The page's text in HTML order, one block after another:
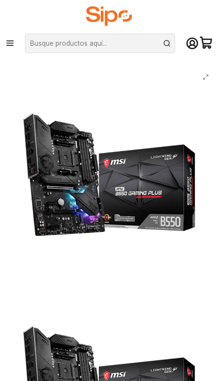
¡Compra hasta mediodía y recibe hoy! De lunes a sábado en el gran
Santiago. Envío gratis desde $29.990
Inicio Componentes PC Placas Madre AMD AM4
Placa Madre Msi MPG B550 Gaming Plus, ATX, AM4, Pcie 4.0